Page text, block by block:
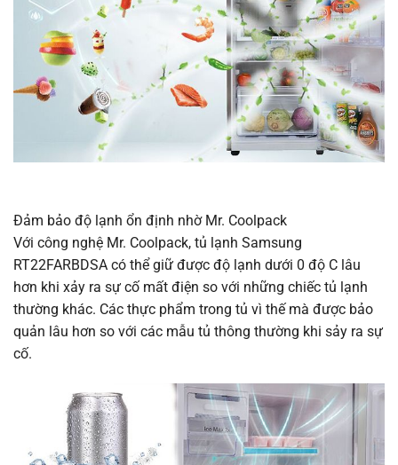
Đảm bảo độ lạnh ổn định nhờ Mr. Coolpack
Với công nghệ Mr. Coolpack, tủ lạnh Samsung
RT22FARBDSA có thể giữ được độ lạnh dưới 0 độ C lâu
hơn khi xảy ra sự cố mất điện so với những chiếc tủ lạnh
thường khác. Các thực phẩm trong tủ vì thế mà được bảo
quản lâu hơn so với các mẫu tủ thông thường khi sảy ra sự
cố.